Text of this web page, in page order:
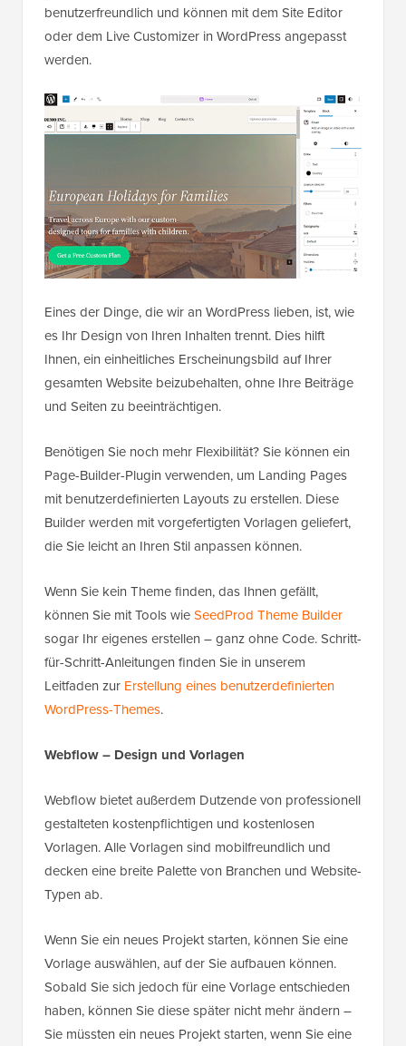
benutzerfreundlich und können mit dem Site Editor
oder dem Live Customizer in WordPress angepasst
werden.
Eines der Dinge, die wir an WordPress lieben, ist, wie
es Ihr Design von Ihren Inhalten trennt. Dies hilft
Ihnen, ein einheitliches Erscheinungsbild auf Ihrer
gesamten Website beizubehalten, ohne Ihre Beiträge
und Seiten zu beeinträchtigen.
Benötigen Sie noch mehr Flexibilität? Sie können ein
Page-Builder-Plugin verwenden, um Landing Pages
mit benutzerdefinierten Layouts zu erstellen. Diese
Builder werden mit vorgefertigten Vorlagen geliefert,
die Sie leicht an Ihren Stil anpassen können.
Wenn Sie kein Theme finden, das Ihnen gefällt,
können Sie mit Tools wieSeedProd Theme Builder
sogar Ihr eigenes erstellen – ganz ohne Code. Schritt-
für-Schritt-Anleitungen finden Sie in unserem
Leitfaden zur Erstellung eines benutzerdefinierten
WordPress-Themes.
Webflow – Design und Vorlagen
Webflow bietet außerdem Dutzende von professionell
gestalteten kostenpflichtigen und kostenlosen
Vorlagen. Alle Vorlagen sind mobilfreundlich und
decken eine breite Palette von Branchen und Website-
Typen ab.
Wenn Sie ein neues Projekt starten, können Sie eine
Vorlage auswählen, auf der Sie aufbauen können.
Sobald Sie sich jedoch für eine Vorlage entschieden
haben, können Sie diese später nicht mehr ändern –
Sie müssten ein neues Projekt starten, wenn Sie eine